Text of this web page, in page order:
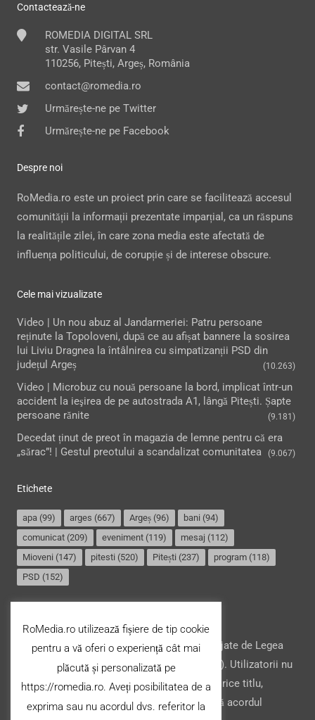
Contactează-ne
ROMEDIA DIGITAL SRL
str. Vasile Pârvan 4
110256, Pitești, Argeș, România
contact@romedia.ro
Urmărește-ne pe Twitter
Urmărește-ne pe Facebook
Despre noi
RoMedia.ro este un proiect prin care se facilitează accesul
comunității la informații prezentate imparțial, ca un răspuns
la realitățile zilei, în care zona media este afectată de
influența politicului, de corupție și de interese obscure.
Cele mai vizualizate
Video | Un nou abuz al Jandarmeriei: Patru persoane
reținute la Topoloveni, după ce au afișat bannere la sosirea
lui Liviu Dragnea la întâlnirea cu simpatizanții PSD din
județul Argeș
(10.263)
Video | Microbuz cu nouă persoane la bord, implicat într-un
accident la ieşirea de pe autostrada A1, lângă Pitești. Șapte
persoane rănite
(9.181)
Decedat ținut de preot în magazia de lemne pentru că era
„sărac”! | Gestul preotului a scandalizat comunitatea
(9.067)
Etichete
apa (99) arges (667) Argeș (96) bani (94)
comunicat (209) eveniment (119) mesaj (112)
Mioveni (147) pitesti (520) Pitești (237) program (118)
PSD (152)
Website-ul şi conţinutul acestuia, sunt protejate de Legea
drepturilor de autor din România (nr. 8/1996). Utilizatorii nu
pot copia, stoca, modifica ori transfera cu orice titlu,
conţinutul acestuia (parțial sau integral), fără acordul
RoMedia.ro utilizează fișiere de tip cookie
pentru a vă oferi o experiență cât mai
plăcută și personalizată pe
https://romedia.ro. Aveți posibilitatea de a
exprima sau nu acordul dvs. referitor la